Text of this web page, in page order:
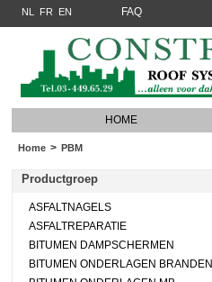
NL FR EN FAQ
HOME
Home > PBM
Productgroep
ASFALTNAGELS
ASFALTREPARATIE
BITUMEN DAMPSCHERMEN
BITUMEN ONDERLAGEN BRANDEN